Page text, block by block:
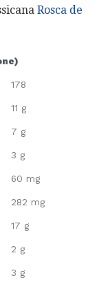
Rosca de
178
11 g
7 g
3 g
60 mg
282 mg
17 g
2 g
3 g